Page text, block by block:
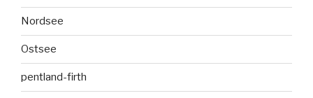
Nordsee
Ostsee
pentland-firth